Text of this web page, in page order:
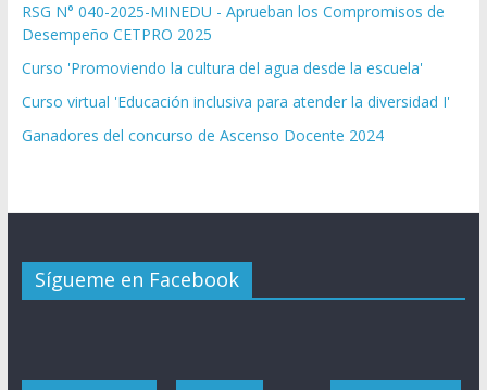
RSG N° 040-2025-MINEDU - Aprueban los Compromisos de
Desempeño CETPRO 2025
Curso 'Promoviendo la cultura del agua desde la escuela'
Curso virtual 'Educación inclusiva para atender la diversidad I'
Ganadores del concurso de Ascenso Docente 2024
Sígueme en Facebook